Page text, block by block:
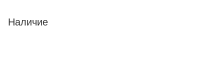
Наличие